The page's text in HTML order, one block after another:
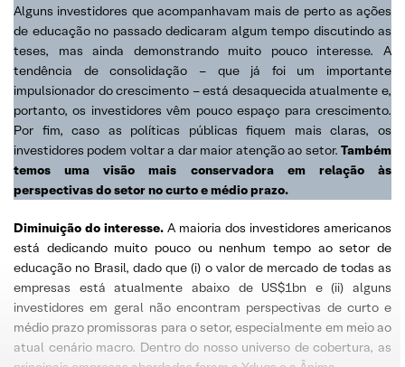
Alguns investidores que acompanhavam mais de perto as ações
de educação no passado dedicaram algum tempo discutindo as
teses, mas ainda demonstrando muito pouco interesse. A
tendência de consolidação – que já foi um importante
impulsionador do crescimento – está desaquecida atualmente e,
portanto, os investidores vêm pouco espaço para crescimento.
Por fim, caso as políticas públicas fiquem mais claras, os
investidores podem voltar a dar maior atenção ao setor. Também
temos uma visão mais conservadora em relação às
perspectivas do setor no curto e médio prazo.
Diminuição do interesse. A maioria dos investidores americanos
está dedicando muito pouco ou nenhum tempo ao setor de
educação no Brasil, dado que (i) o valor de mercado de todas as
empresas está atualmente abaixo de US$1bn e (ii) alguns
investidores em geral não encontram perspectivas de curto e
médio prazo promissoras para o setor, especialmente em meio ao
atual cenário macro. Dentro do nosso universo de cobertura, as